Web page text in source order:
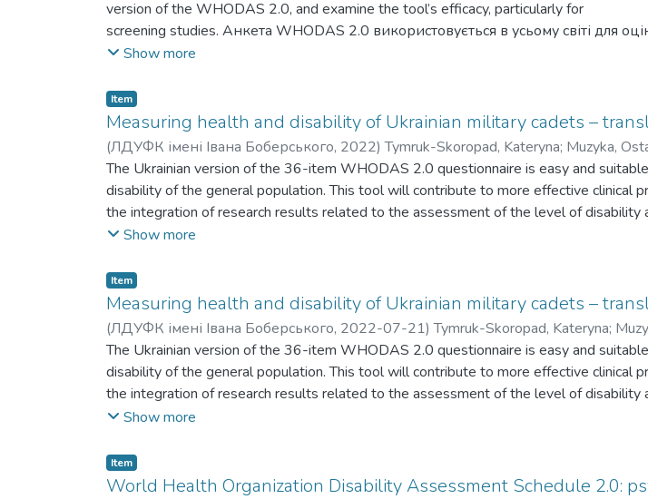
version of the WHODAS 2.0, and examine the tool’s efficacy, particularly for
screening studies. Анкета WHODAS 2.0 використовується в усьому світі для
адаптацію та валідацію української версії WHODAS 2.0, а також перевірити
Show more
Item
Measuring health and disability of Ukrainian military cadets –
(ЛДУФК імені Івана Боберського, 2022)Tymruk-Skoropad, Kateryna; Muzyka,
Павлова, Юлія
The Ukrainian version of the 36-item WHODAS 2.0 questionnaire is easy and
disability of the general population. This tool will contribute to more effective clinical
the integration of research results related to the assessment of the level of disability
WHODAS 2.0 із 36 пунктів проста та зручна для використання у формі
дозволить інтегрувати результати досліджень, пов’язаних з оцінкою рівня
Show more
Item
Measuring health and disability of Ukrainian military cadets –
(ЛДУФК імені Івана Боберського, 2022-07-21)Tymruk-Skoropad, Kateryna;
Павлова, Юлія
The Ukrainian version of the 36-item WHODAS 2.0 questionnaire is easy and
disability of the general population. This tool will contribute to more effective clinical
the integration of research results related to the assessment of the level of disability
WHODAS 2.0 із 36 пунктів проста та зручна для використання у формі
дозволить інтегрувати результати досліджень, пов’язаних з оцінкою рівня
Show more
Item
World Health Organization Disability Assessment Schedule 2.0: